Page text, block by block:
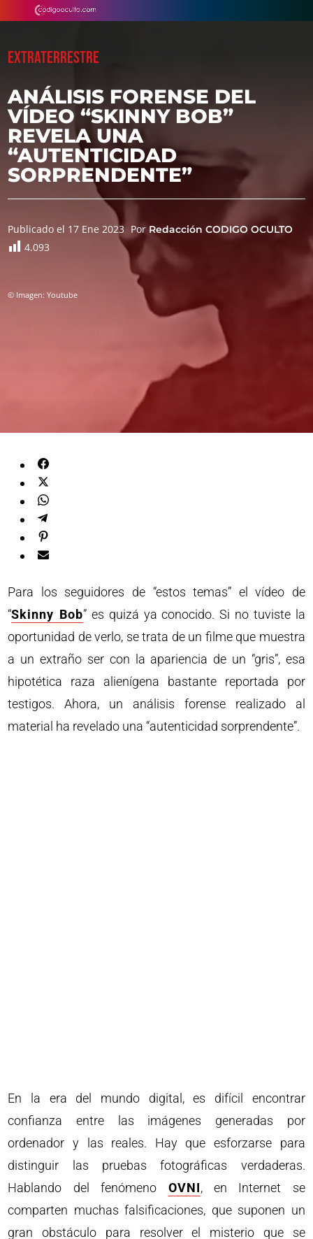
EXTRATERRESTRE
ANÁLISIS FORENSE DEL
VÍDEO “SKINNY BOB”
REVELA UNA
“AUTENTICIDAD
SORPRENDENTE”
Publicado el 17 Ene 2023 PorRedacción CODIGO OCULTO
4.093
© Imagen: Youtube
Para los seguidores de “estos temas” el vídeo de
“Skinny Bob” es quizá ya conocido. Si no tuviste la
oportunidad de verlo, se trata de un filme que muestra
a un extraño ser con la apariencia de un “gris”, esa
hipotética raza alienígena bastante reportada por
testigos. Ahora, un análisis forense realizado al
material ha revelado una “autenticidad sorprendente”.
En la era del mundo digital, es difícil encontrar
confianza entre las imágenes generadas por
ordenador y las reales. Hay que esforzarse para
distinguir las pruebas fotográficas verdaderas.
Hablando del fenómeno OVNI, en Internet se
comparten muchas falsificaciones, que suponen un
gran obstáculo para resolver el misterio que se